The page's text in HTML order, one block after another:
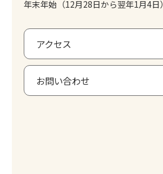
年末年始（12月28日から翌年1月4日）
アクセス
お問い合わせ